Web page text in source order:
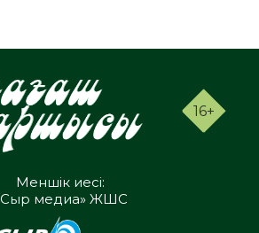
16+
Меншік иесі:
медиа» ЖШС